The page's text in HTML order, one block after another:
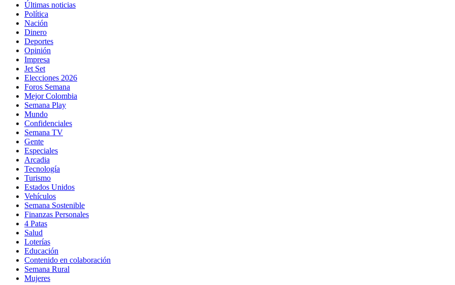
Últimas noticias
Política
Nación
Dinero
Deportes
Opinión
Impresa
Jet Set
Elecciones 2026
Foros Semana
Mejor Colombia
Semana Play
Mundo
Confidenciales
Semana TV
Gente
Especiales
Arcadia
Tecnología
Turismo
Estados Unidos
Vehículos
Semana Sostenible
Finanzas Personales
4 Patas
Salud
Loterías
Educación
Contenido en colaboración
Semana Rural
Mujeres